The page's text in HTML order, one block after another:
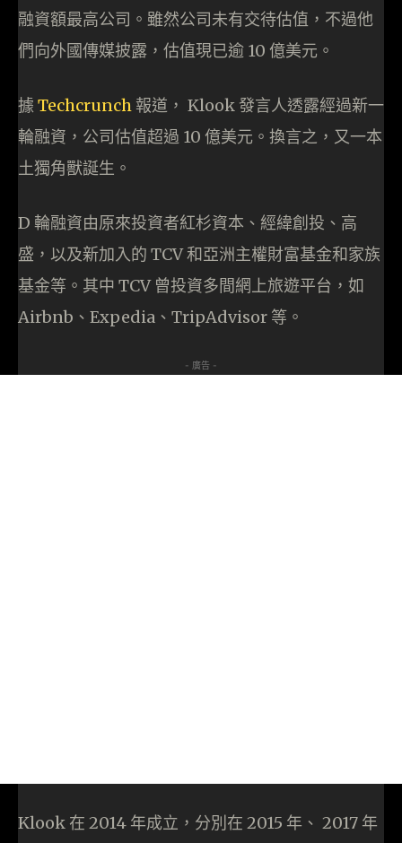
融資額最高公司。雖然公司未有交待估值，不過他
們向外國傳媒披露，估值現已逾 10 億美元。
據 Techcrunch 報道， Klook 發言人透露經過新一
輪融資，公司估值超過 10 億美元。換言之，又一本
土獨角獸誕生。
D 輪融資由原來投資者紅杉資本、經緯創投、高
盛，以及新加入的 TCV 和亞洲主權財富基金和家族
基金等。其中 TCV 曾投資多間網上旅遊平台，如
Airbnb、Expedia、TripAdvisor 等。
- 廣告 -
Klook 在 2014 年成立，分別在 2015 年、 2017 年